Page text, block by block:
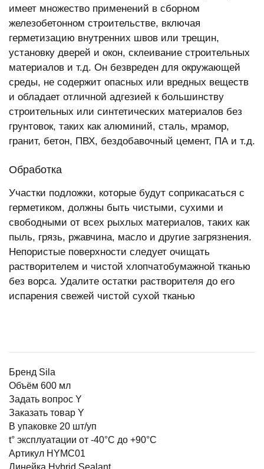
имеет множество применений в сборном
железобетонном строительстве, включая
герметизацию внутренних швов или трещин,
установку дверей и окон, склеивание строительных
материалов и т.д. Он безвреден для окружающей
среды, не содержит опасных или вредных веществ
и обладает отличной адгезией к большинству
строительных или синтетических материалов без
грунтовок, таких как алюминий, сталь, мрамор,
гранит, бетон, ПВХ, бездобавочный цемент, ПА и т.д.
Обработка
Участки подложки, которые будут соприкасаться с
герметиком, должны быть чистыми, сухими и
свободными от всех рыхлых материалов, таких как
пыль, грязь, ржавчина, масло и другие загрязнения.
Непористые поверхности следует очищать
растворителем и чистой хлопчатобумажной тканью
без ворса. Удалите остатки растворителя до его
испарения свежей чистой сухой тканью
Бренд Sila
Объём 600 мл
Задать вопрос Y
Заказать товар Y
В упаковке 20 шт/уп
t° эксплуатации от -40°C до +90°C
Артикул HYMC01
Линейка Hybrid Sealant